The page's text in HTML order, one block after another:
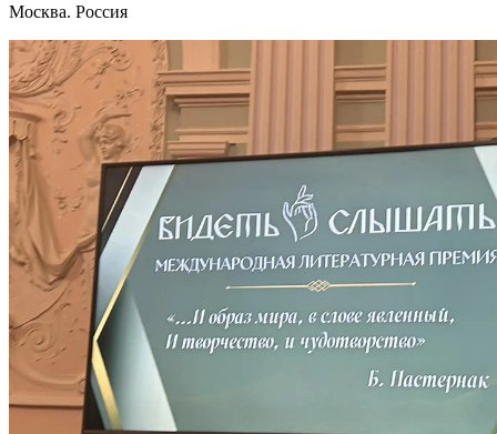
Москва. Россия